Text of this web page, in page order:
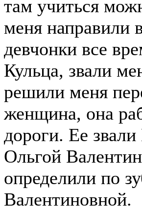
там учиться
меня направили
девчонки все
Кульца, звали
решили меня
женщина, она
дороги. Ее
Ольгой
определили по
Валентиновной.